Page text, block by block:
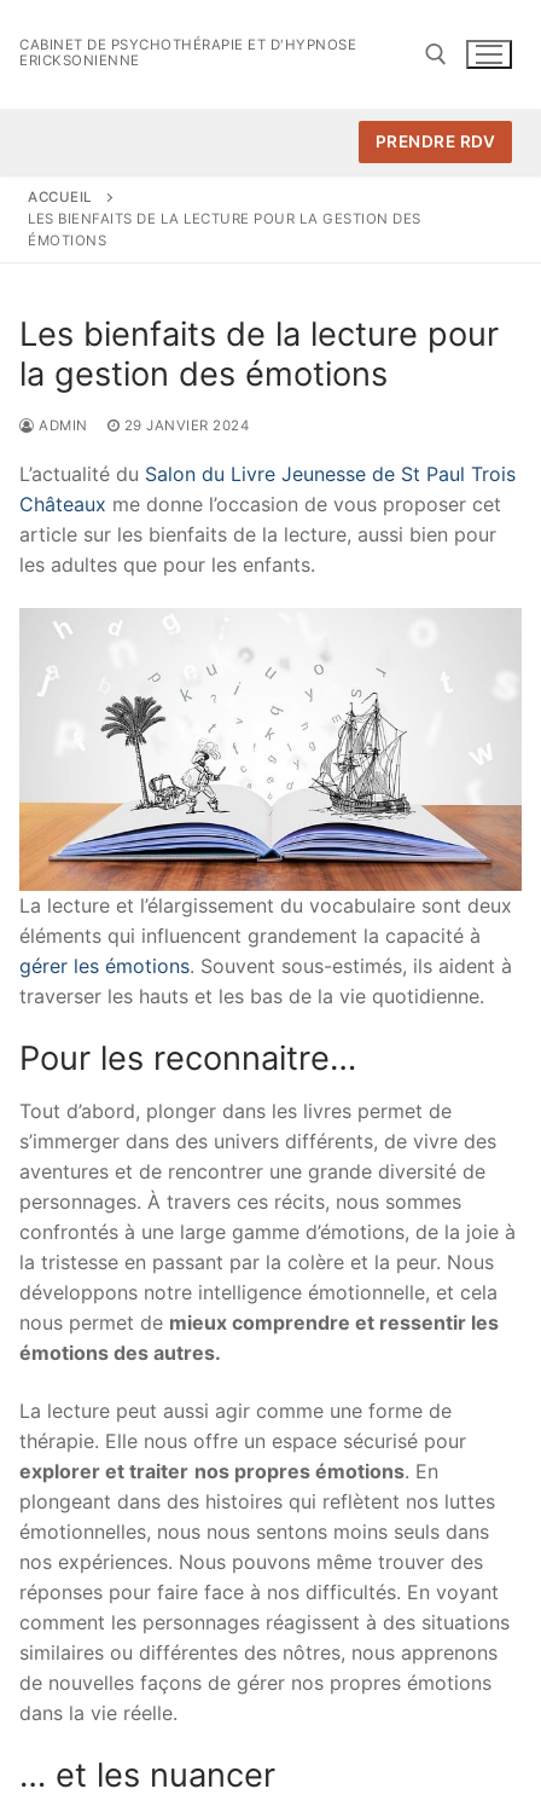
auCABINET DE PSYCHOTHÉRAPIE ET D'HYPNOSE
ERICKSONIENNE
PRENDRE RDV
ACCUEIL
LES BIENFAITS DE LA LECTURE POUR LA GESTION DES
ÉMOTIONS
Les bienfaits de la lecture pour
la gestion des émotions
ADMIN 29 JANVIER 2024
L’actualité du Salon du Livre Jeunesse de St Paul Trois
Châteaux me donne l’occasion de vous proposer cet
article sur les bienfaits de la lecture, aussi bien pour
les adultes que pour les enfants.
La lecture et l’élargissement du vocabulaire sont deux
éléments qui influencent grandement la capacité à
gérer les émotions. Souvent sous-estimés, ils aident à
traverser les hauts et les bas de la vie quotidienne.
Pour les reconnaitre…
Tout d’abord, plonger dans les livres permet de
s’immerger dans des univers différents, de vivre des
aventures et de rencontrer une grande diversité de
personnages. À travers ces récits, nous sommes
confrontés à une large gamme d’émotions, de la joie à
la tristesse en passant par la colère et la peur. Nous
développons notre intelligence émotionnelle, et cela
nous permet de mieux comprendre et ressentir les
émotions des autres.
La lecture peut aussi agir comme une forme de
thérapie. Elle nous offre un espace sécurisé pour
explorer et traiter nos propres émotions. En
plongeant dans des histoires qui reflètent nos luttes
émotionnelles, nous nous sentons moins seuls dans
nos expériences. Nous pouvons même trouver des
réponses pour faire face à nos difficultés. En voyant
comment les personnages réagissent à des situations
similaires ou différentes des nôtres, nous apprenons
de nouvelles façons de gérer nos propres émotions
dans la vie réelle.
… et les nuancer